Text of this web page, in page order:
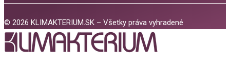
© 2026 KLIMAKTERIUM.SK – Všetky práva vyhradené